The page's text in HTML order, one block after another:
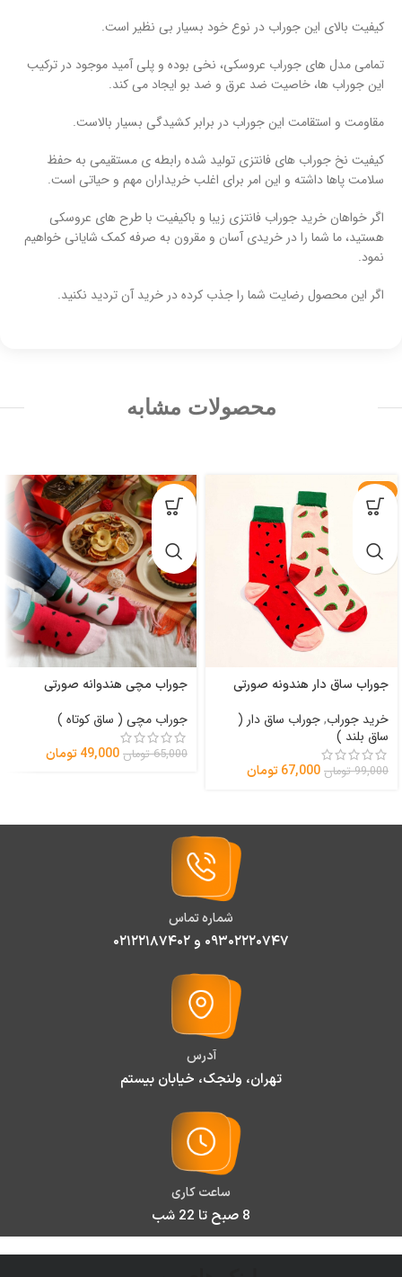
کیفیت بالای این جوراب در نوع خود بسیار بی نظیر است.
تمامی مدل های جوراب عروسکی، نخی بوده و پلی آمید موجود در ترکیب
این جوراب ها، خاصیت ضد عرق و ضد بو ایجاد می کند.
مقاومت و استقامت این جوراب در برابر کشیدگی بسیار بالاست.
کیفیت نخ جوراب های فانتزی تولید شده رابطه ی مستقیمی به حفظ
سلامت پاها داشته و این امر برای اغلب خریداران مهم و حیاتی است.
اگر خواهان خرید جوراب فانتزی زیبا و باکیفیت با طرح های عروسکی
هستید، ما شما را در خریدی آسان و مقرون به صرفه کمک شایانی خواهیم
نمود.
اگر این محصول رضایت شما را جذب کرده در خرید آن تردید نکنید.
محصولات مشابه
-32%
جوراب ساق دار هندونه صورتی
خرید جوراب,جوراب ساق دار (
ساق بلند )
99,000 تومان 67,000تومان
-25%
جوراب مچی هندوانه صورتی
جوراب مچی ( ساق کوتاه )
65,000 تومان 49,000تومان
شماره تماس
۰۹۳۰۲۲۲۰۷۴۷ و ۰۲۱۲۲۱۸۷۴۰۲
آدرس
تهران، ولنجک، خیابان بیستم
ساعت کاری
8 صبح تا 22 شب